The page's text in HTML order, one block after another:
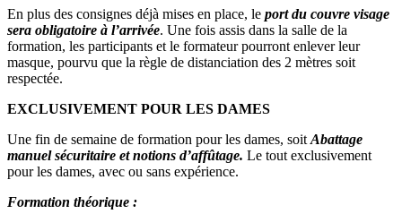
En plus des consignes déjà mises en place, le port du couvre visage
sera obligatoire à l’arrivée. Une fois assis dans la salle de la
formation, les participants et le formateur pourront enlever leur
masque, pourvu que la règle de distanciation des 2 mètres soit
respectée.
EXCLUSIVEMENT POUR LES DAMES
Une fin de semaine de formation pour les dames, soit Abattage
manuel sécuritaire et notions d’affûtage. Le tout exclusivement
pour les dames, avec ou sans expérience.
Formation théorique :